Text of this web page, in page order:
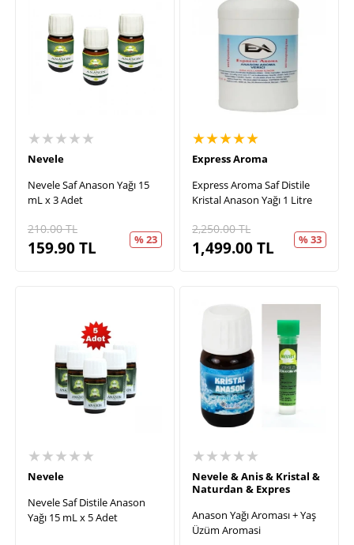
★★★★★
Nevele
Nevele Saf Anason Yağı 15
mL x 3 Adet
210.00TL
159.90TL % 23
★★★★★
Express Aroma
Express Aroma Saf Distile
Kristal Anason Yağı 1 Litre
2,250.00TL
1,499.00TL % 33
★★★★★
Nevele
Nevele Saf Distile Anason
Yağı 15 mL x 5 Adet
★★★★★
Nevele & Anis & Kristal &
Naturdan & Expres
Anason Yağı Aroması + Yaş
Üzüm Aromasi